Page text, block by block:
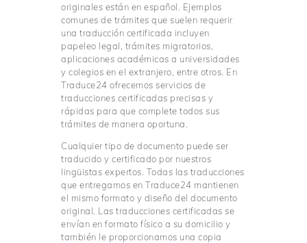
originales están en español. Ejemplos
comunes de trámites que suelen requerir
una traducción certificada incluyen
papeleo legal, trámites migratorios,
aplicaciones académicas a universidades
y colegios en el extranjero, entre otros. En
Traduce24 ofrecemos servicios de
traducciones certificadas precisas y
rápidas para que complete todos sus
trámites de manera oportuna.
Cualquier tipo de documento puede ser
traducido y certificado por nuestros
lingüistas expertos. Todas las traducciones
que entregamos en Traduce24 mantienen
el mismo formato y diseño del documento
original. Las traducciones certificadas se
envían en formato físico a su domicilio y
también le proporcionamos una copia